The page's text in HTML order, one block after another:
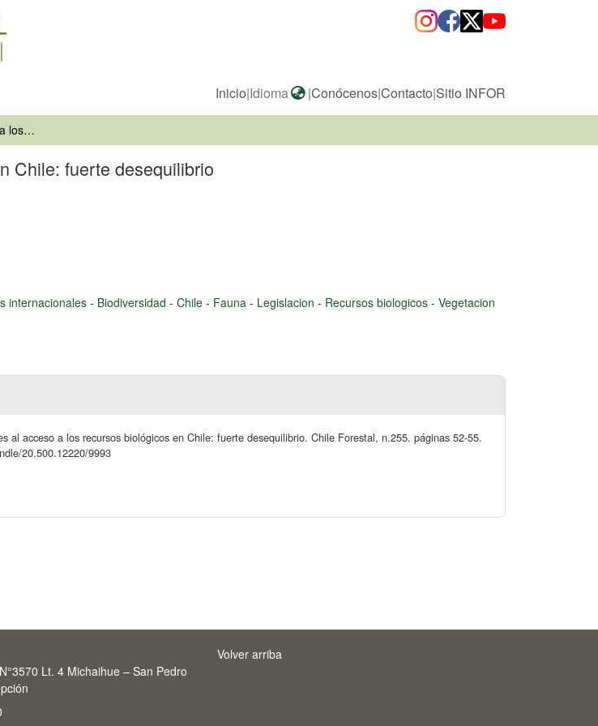
Inicio|Idioma |Conócenos|Contacto|Sitio INFOR
Regulaciones al acceso a los recursos biológicos en Chile: fuerte desequilibrio
Chile: fuerte desequilibrio
internacionales - Biodiversidad - Chile - Fauna - Legislacion - Recursos biologicos - Vegetacion
al acceso a los recursos biológicos en Chile: fuerte desequilibrio. Chile Forestal, n.255. páginas 52-55.
20.500.12220/9993
Lt. 4 Michaihue – San Pedro
Volver arriba